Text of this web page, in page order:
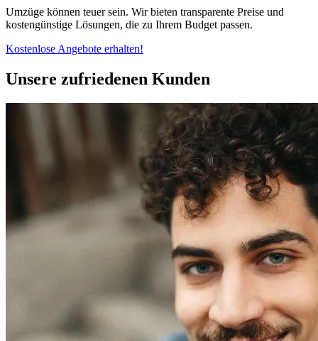
Umzüge können teuer sein. Wir bieten transparente Preise und
kostengünstige Lösungen, die zu Ihrem Budget passen.
Kostenlose Angebote erhalten!
Unsere zufriedenen Kunden